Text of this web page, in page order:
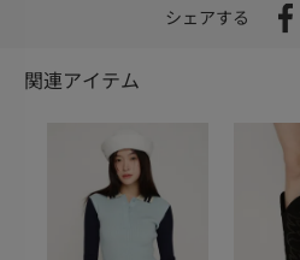
シェアする
関連アイテム